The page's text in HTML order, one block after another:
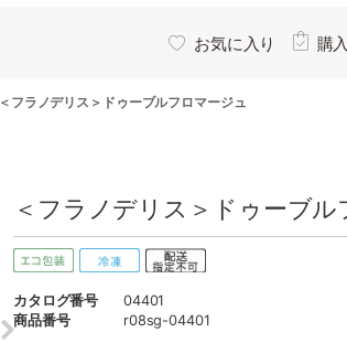
お気に入り 購
＜フラノデリス＞ドゥーブルフロマージュ
＜フラノデリス＞ドゥーブ
カタログ番号
04401
商品番号
r08sg-04401